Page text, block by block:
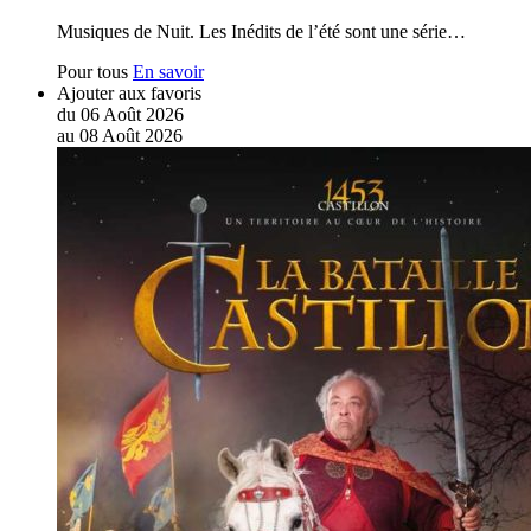
Musiques de Nuit. Les Inédits de l’été sont une série…
Pour tous En savoir
Ajouter aux favoris
du 06 Août 2026
au 08 Août 2026